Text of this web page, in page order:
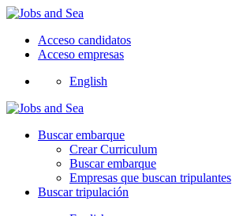
Acceso candidatos
Acceso empresas
English
Buscar embarque
Crear Curriculum
Buscar embarque
Empresas que buscan tripulantes
Buscar tripulación